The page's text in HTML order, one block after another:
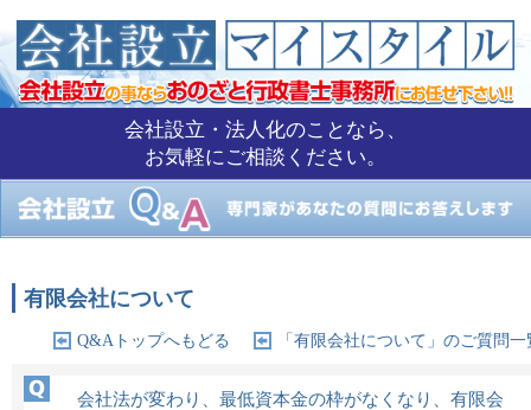
会社設立・法人化のことなら、
お気軽にご相談ください。
有限会社について
Q&Aトップへもどる 「有限会社について」のご質問一
会社法が変わり、最低資本金の枠がなくなり、有限会